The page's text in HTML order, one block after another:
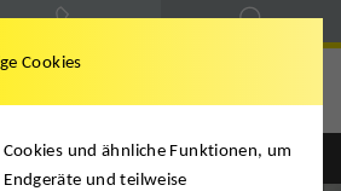
Englisch Deutsch
Cookies
und ähnliche Funktionen, um
und teilweise